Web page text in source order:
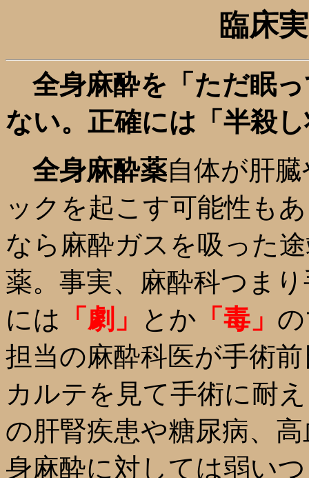
臨床
全身麻酔を「ただ眠
ない。正確には「半殺
全身麻酔薬自体が肝
ックを起こす可能性も
なら麻酔ガスを吸った
薬。事実、麻酔科つま
には 「劇」 とか 「毒」
担当の麻酔科医が手術
カルテを見て手術に耐
の肝腎疾患や糖尿病、
身麻酔に対しては弱い